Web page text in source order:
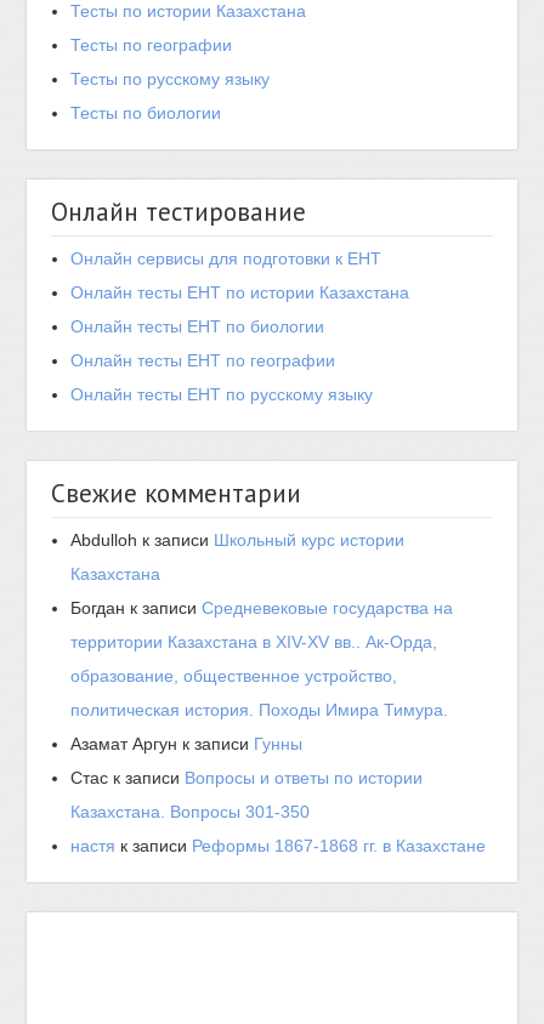
Тесты по истории Казахстана
Тесты по географии
Тесты по русскому языку
Тесты по биологии
Онлайн тестирование
Онлайн сервисы для подготовки к ЕНТ
Онлайн тесты ЕНТ по истории Казахстана
Онлайн тесты ЕНТ по биологии
Онлайн тесты ЕНТ по географии
Онлайн тесты ЕНТ по русскому языку
Свежие комментарии
Abdulloh к записи Школьный курс истории
Казахстана
Богдан к записиСредневековые государства на
территории Казахстана в XIV-XV вв.. Ак-Орда,
образование, общественное устройство,
политическая история. Походы Имира Тимура.
Азамат Аргун к записи Гунны
Стас к записи Вопросы и ответы по истории
Казахстана. Вопросы 301-350
настя к записи Реформы 1867-1868 гг. в Казахстане